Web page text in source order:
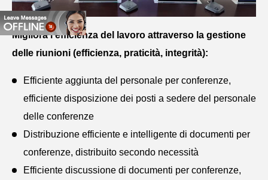
Migliora l'efficienza del lavoro attraverso la gestione
delle riunioni (efficienza, praticità, integrità):
Efficiente aggiunta del personale per conferenze,
efficiente disposizione dei posti a sedere del personale
delle conferenze
Distribuzione efficiente e intelligente di documenti per
conferenze, distribuito secondo necessità
Efficiente discussione di documenti per conferenze,